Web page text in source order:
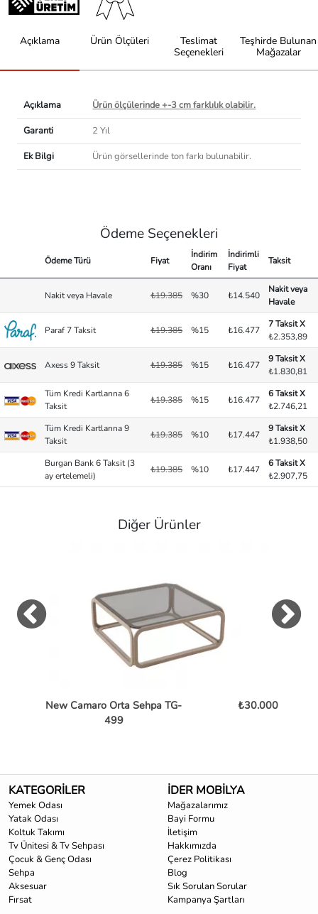
Açıklama Ürün Ölçüleri
Teslimat
Seçenekleri
Teşhirde Bulunan
Mağazalar
Açıklama
Ürün ölçülerinde +-3 cm farklılık olabilir.
Garanti
2 Yıl
Ek Bilgi
Ürün görsellerinde ton farkı bulunabilir.
Ödeme Seçenekleri
Ödeme Türü Fiyat
İndirim
Oranı
İndirimli
Fiyat
Taksit
Nakit veya Havale ₺19.385 %30 ₺14.540
Nakit veya
Havale
Paraf 7 Taksit ₺19.385 %15 ₺16.477
7 Taksit X
₺2.353,89
Axess 9 Taksit ₺19.385 %15 ₺16.477
9 Taksit X
₺1.830,81
Tüm Kredi Kartlarına 6
Taksit
₺19.385 %15 ₺16.477
6 Taksit X
₺2.746,21
Tüm Kredi Kartlarına 9
Taksit
₺19.385 %10 ₺17.447
9 Taksit X
₺1.938,50
Burgan Bank 6 Taksit (3
ay ertelemeli)
₺19.385 %10 ₺17.447
6 Taksit X
₺2.907,75
Diğer Ürünler
New Camaro Orta Sehpa TG-
499
₺30.000
KATEGORİLER
Yemek Odası
Yatak Odası
Koltuk Takımı
Tv Ünitesi & Tv Sehpası
Çocuk & Genç Odası
Sehpa
Aksesuar
Fırsat
İDER MOBİLYA
Mağazalarımız
Bayi Formu
İletişim
Hakkımızda
Çerez Politikası
Blog
Sık Sorulan Sorular
Kampanya Şartları